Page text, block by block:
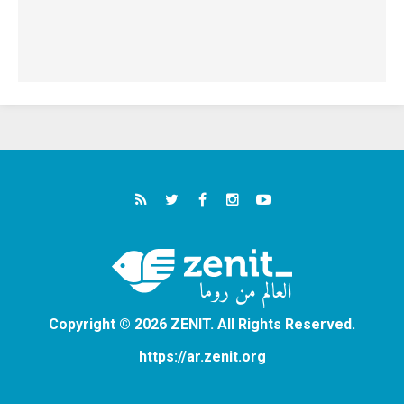
Copyright © 2026 ZENIT. All Rights Reserved.
https://ar.zenit.org